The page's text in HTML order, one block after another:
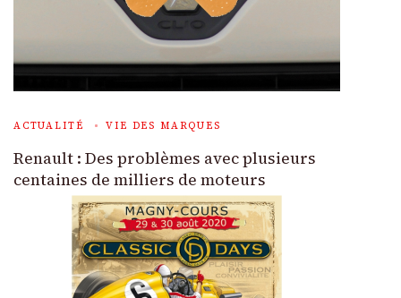
ACTUALITÉ VIE DES MARQUES
Renault : Des problèmes avec plusieurs
centaines de milliers de moteurs